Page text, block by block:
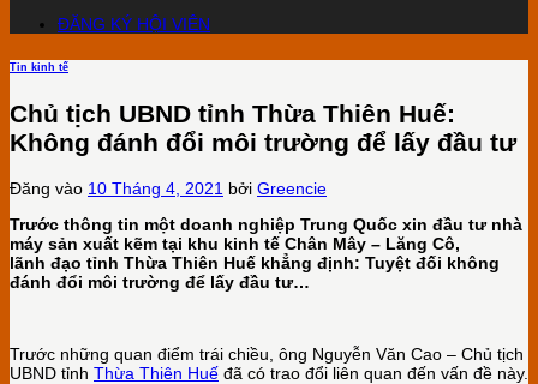
ĐĂNG KÝ HỘI VIÊN
Tin kinh tế
Chủ tịch UBND tỉnh Thừa Thiên Huế:
Không đánh đổi môi trường để lấy đầu tư
Đăng vào 10 Tháng 4, 2021 bởi Greencie
Trước thông tin một doanh nghiệp Trung Quốc xin đầu tư nhà
máy sản xuất kẽm tại khu kinh tế Chân Mây – Lăng Cô,
lãnh đạo tỉnh Thừa Thiên Huế khẳng định: Tuyệt đối không
đánh đổi môi trường để lấy đầu tư…
Trước những quan điểm trái chiều, ông Nguyễn Văn Cao – Chủ tịch
UBND tỉnh Thừa Thiên Huế đã có trao đổi liên quan đến vấn đề này.